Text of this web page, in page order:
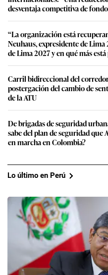
desventaja competitiva de
“La organización está
Neuhaus, expresidente de
de Lima 2027 y en qué más
Carril bidireccional del
postergación del cambio de
de la ATU
De brigadas de seguridad
sabe del plan de seguridad que
en marcha en Colombia?
Lo último en Perú